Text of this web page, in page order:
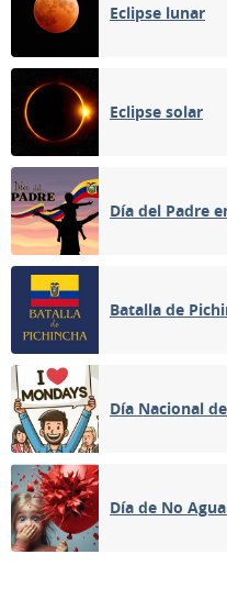
Eclipse lunar
Eclipse solar
Día del Padre
Batalla de
Día Nacional
Día de No